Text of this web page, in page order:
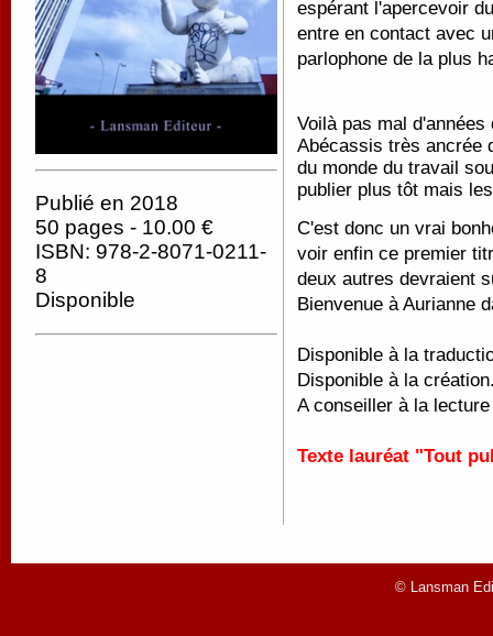
Publié en 2018
50 pages - 10.00 €
ISBN: 978-2-8071-0211-
8
Disponible
espérant l'apercevoir
entre en contact avec
parlophone de la plus
Voilà pas mal
Abécassis très ancrée
du monde du travail
publier plus tôt mais
C'est donc un vrai
voir enfin ce premier
deux autres devraient
Bienvenue à Aurianne
Disponible à la
Disponible à la
A conseiller à la
Texte lauréat "Tout
© Lansman